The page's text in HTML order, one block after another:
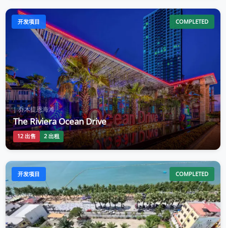
开发项目 COMPLETED
| 乔木提恩海滩
The Riviera Ocean Drive
12 出售 2 出租
开发项目 COMPLETED